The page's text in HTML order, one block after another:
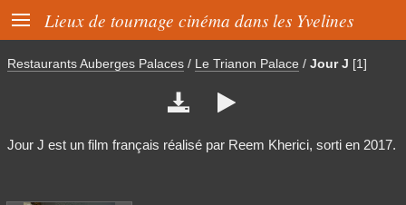
 Lieux de tournage cinéma dans les Yvelines
Restaurants Auberges Palaces / Le Trianon Palace / Jour J [1]
 
Jour J est un film français réalisé par Reem Kherici, sorti en 2017.